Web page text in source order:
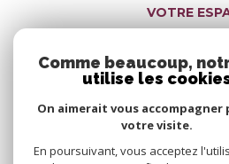
VOTRE
Espace
SE
Comme beaucoup,
utilise les
On aimerait vous accompagner
votre visite.
En poursuivant, vous acceptez